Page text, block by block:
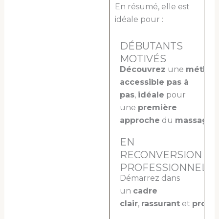
En résumé, elle est
idéale pour :
DÉBUTANTS
MOTIVÉS
Découvrez une
accessible pas à
pas, idéale pour
une première
approche du massage
EN
RECONVERSION
Démarrez dans
un cadre
clair, rassurant et